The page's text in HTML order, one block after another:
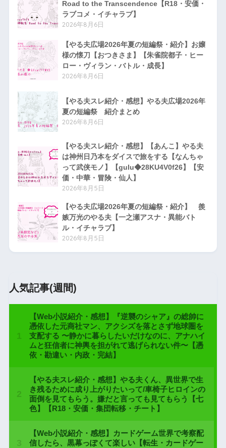
Road to the Transcendence【R18・安価・
ラブコメ・イチャラブ】
2026年8月6日
【やる夫広場2026年夏の短編祭・紹介】お嬢
様の懐刀【おつきさま】【朱雀院都子・ヒー
ロー・ヴィラン・バトル・成長】
2026年8月6日
【やる夫スレ紹介・感想】やる夫広場2026年
夏の短編祭 紹介まとめ
2026年8月6日
【やる夫スレ紹介・感想】【あんこ】やる夫
は神州日乃本をダイスで旅をする【なんちゃ
って武侠モノ】【gulu◆28KU4V0f26】【安
価・中華・冒険・仙人】
2026年8月5日
【やる夫広場2026年夏の短編祭・紹介】 羨
嫉万光のやる夫【一之瀬アスナ・異能バト
ル・イチャラブ】
2026年8月5日
人気記事(週間)